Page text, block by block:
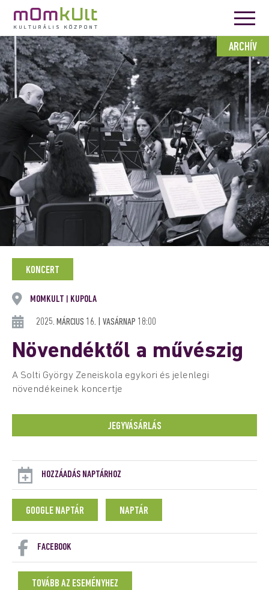
ARCHÍV
KONCERT
MOMKULT KUPOLA
2025. MÁRCIUS 16. | VASÁRNAP 18:00
Növendéktől a művészig
A Solti György Zeneiskola egykori és jelenlegi
növendékeinek koncertje
JEGYVÁSÁRLÁS
HOZZÁADÁS NAPTÁRHOZ
GOOGLE NAPTÁR NAPTÁR
FACEBOOK
TOVÁBB AZ ESEMÉNYHEZ